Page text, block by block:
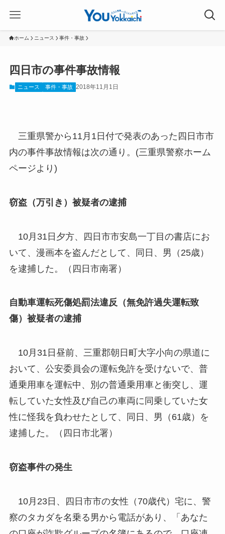
ホーム ニュース 事件・事故
四日市の事件事故情報
ニュース 事件・事故 2018年11月1日
三重県警から11月1日付で発表のあった四日市市
内の事件事故情報は次の通り。(三重県警察ホーム
ページより)
窃盗（万引き）被疑者の逮捕
10月31日夕方、四日市市安島一丁目の書店にお
いて、漫画本を盗んだとして、同日、男（25歳）
を逮捕した。（四日市南署）
自動車運転死傷処罰法違反（無免許過失運転致
傷）被疑者の逮捕
10月31日昼前、三重郡朝日町大字小向の県道に
おいて、公安委員会の運転免許を受けないで、普
通乗用車を運転中、別の普通乗用車と衝突し、運
転していた女性及び自己の車両に同乗していた女
性に怪我を負わせたとして、同日、男（61歳）を
逮捕した。（四日市北署）
窃盗事件の発生
10月23日、四日市市の女性（70歳代）宅に、警
察のタカダを名乗る男から電話があり、「あなた